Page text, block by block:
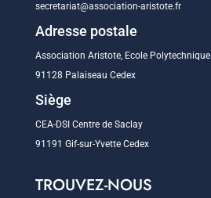
secretariat@association-aristote.fr
Adresse postale
Association Aristote, Ecole Polytechnique
91128 Palaiseau Cedex
Siège
CEA-DSI Centre de Saclay
91191 Gif-sur-Yvette Cedex
TROUVEZ-NOUS